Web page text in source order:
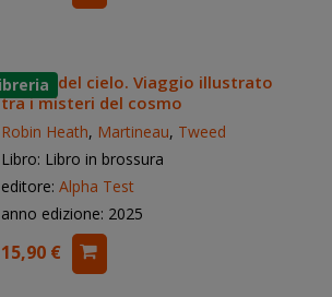
Trame del cielo. Viaggio illustrato
tra i misteri del cosmo
Robin Heath, Martineau, Tweed
Libro: Libro in brossura
editore: Alpha Test
anno edizione: 2025
15,90 €